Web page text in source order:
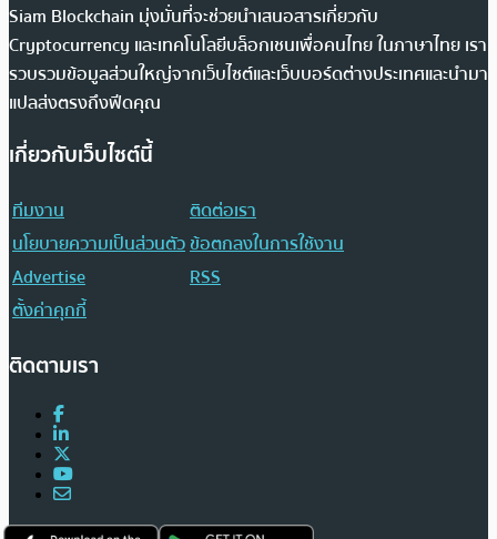
Siam Blockchain มุ่งมั่นที่จะช่วยนำเสนอสารเกี่ยวกับ
Cryptocurrency และเทคโนโลยีบล็อกเชนเพื่อคนไทย ในภาษาไทย เรา
รวบรวมข้อมูลส่วนใหญ่จากเว็บไซต์และเว็บบอร์ดต่างประเทศและนำมา
แปลส่งตรงถึงฟีดคุณ
เกี่ยวกับเว็บไซต์นี้
ทีมงาน
ติดต่อเรา
นโยบายความเป็นส่วนตัวข้อตกลงในการใช้งาน
Advertise
RSS
ตั้งค่าคุกกี้
ติดตามเรา